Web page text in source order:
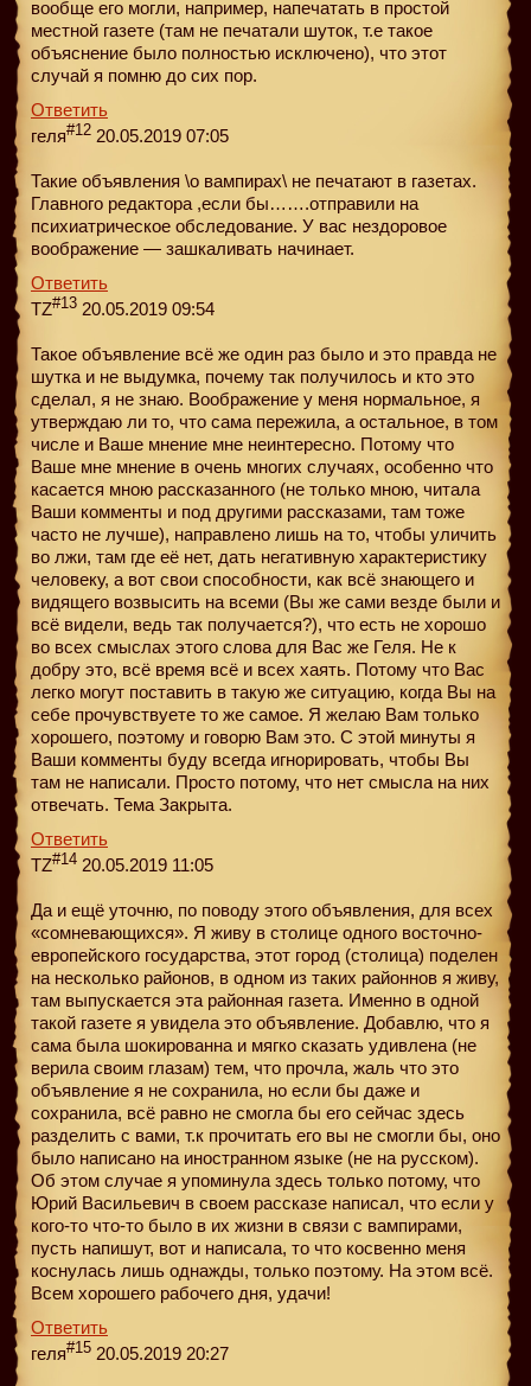
вообще его могли, например, напечатать в простой
местной газете (там не печатали шуток, т.е такое
объяснение было полностью исключено), что этот
случай я помню до сих пор.
Ответить
геля#12 20.05.2019 07:05
Такие объявления \о вампирах\ не печатают в газетах.
Главного редактора ,если бы…….отправили на
психиатрическое обследование. У вас нездоровое
воображение — зашкаливать начинает.
Ответить
TZ#13 20.05.2019 09:54
Такое объявление всё же один раз было и это правда не
шутка и не выдумка, почему так получилось и кто это
сделал, я не знаю. Воображение у меня нормальное, я
утверждаю ли то, что сама пережила, а остальное, в том
числе и Ваше мнение мне неинтересно. Потому что
Ваше мне мнение в очень многих случаях, особенно что
касается мною рассказанного (не только мною, читала
Ваши комменты и под другими рассказами, там тоже
часто не лучше), направлено лишь на то, чтобы уличить
во лжи, там где её нет, дать негативную характеристику
человеку, а вот свои способности, как всё знающего и
видящего возвысить на всеми (Вы же сами везде были и
всё видели, ведь так получается?), что есть не хорошо
во всех смыслах этого слова для Вас же Геля. Не к
добру это, всё время всё и всех хаять. Потому что Вас
легко могут поставить в такую же ситуацию, когда Вы на
себе прочувствуете то же самое. Я желаю Вам только
хорошего, поэтому и говорю Вам это. С этой минуты я
Ваши комменты буду всегда игнорировать, чтобы Вы
там не написали. Просто потому, что нет смысла на них
отвечать. Тема Закрыта.
Ответить
TZ#14 20.05.2019 11:05
Да и ещё уточню, по поводу этого объявления, для всех
«сомневающихся». Я живу в столице одного восточно-
европейского государства, этот город (столица) поделен
на несколько районов, в одном из таких районнов я живу,
там выпускается эта районная газета. Именно в одной
такой газете я увидела это объявление. Добавлю, что я
сама была шокированна и мягко сказать удивлена (не
верила своим глазам) тем, что прочла, жаль что это
объявление я не сохранила, но если бы даже и
сохранила, всё равно не смогла бы его сейчас здесь
разделить с вами, т.к прочитать его вы не смогли бы, оно
было написано на иностранном языке (не на русском).
Об этом случае я упоминула здесь только потому, что
Юрий Васильевич в своем рассказе написал, что если у
кого-то что-то было в их жизни в связи с вампирами,
пусть напишут, вот и написала, то что косвенно меня
коснулась лишь однажды, только поэтому. На этом всё.
Всем хорошего рабочего дня, удачи!
Ответить
геля#15 20.05.2019 20:27